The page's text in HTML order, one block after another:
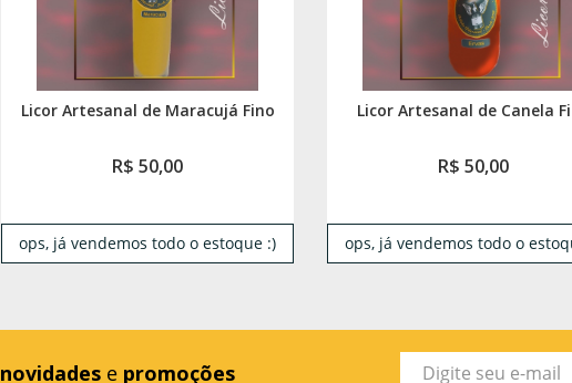
Licor Artesanal de Maracujá Fino
R$ 50,00
ops, já vendemos todo o estoque :)
Licor Artesanal de Canela
R$ 50,00
ops, já vendemos todo o
novidades e promoções